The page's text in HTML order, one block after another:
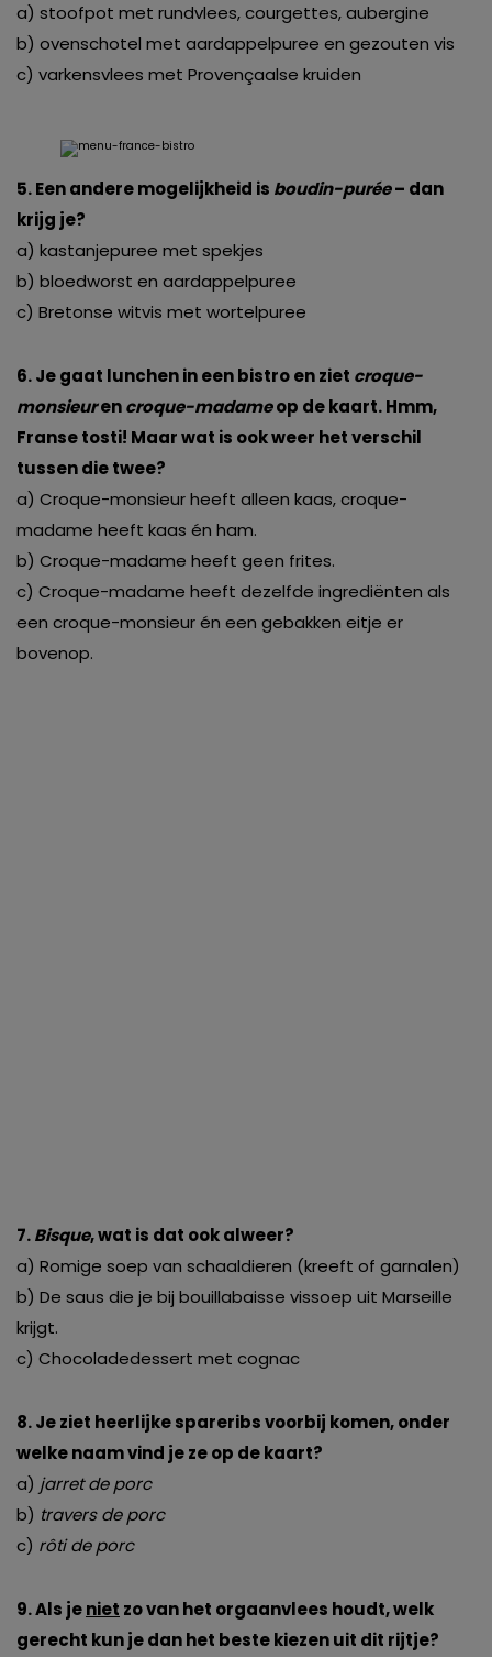
a) stoofpot met rundvlees, courgettes, aubergine
b) ovenschotel met aardappelpuree en gezouten vis
c) varkensvlees met Provençaalse kruiden
5. Een andere mogelijkheid is boudin-purée– dan
krijg je?
a) kastanjepuree met spekjes
b) bloedworst en aardappelpuree
c) Bretonse witvis met wortelpuree
6. Je gaat lunchen in een bistro en ziet croque-
monsieurencroque-madameop de kaart. Hmm,
Franse tosti! Maar wat is ook weer het verschil
tussen die twee?
a) Croque-monsieur heeft alleen kaas, croque-
madame heeft kaas én ham.
b) Croque-madame heeft geen frites.
c) Croque-madame heeft dezelfde ingrediënten als
een croque-monsieur én een gebakken eitje er
bovenop.
7.Bisque, wat is dat ook alweer?
a) Romige soep van schaaldieren (kreeft of garnalen)
b) De saus die je bij bouillabaisse vissoep uit Marseille
krijgt.
c) Chocoladedessert met cognac
8. Je ziet heerlijke spareribs voorbij komen, onder
welke naam vind je ze op de kaart?
a) jarret de porc
b) travers de porc
c) rôti de porc
9. Als jeniet zo van het orgaanvlees houdt, welk
gerecht kun je dan het beste kiezen uit dit rijtje?